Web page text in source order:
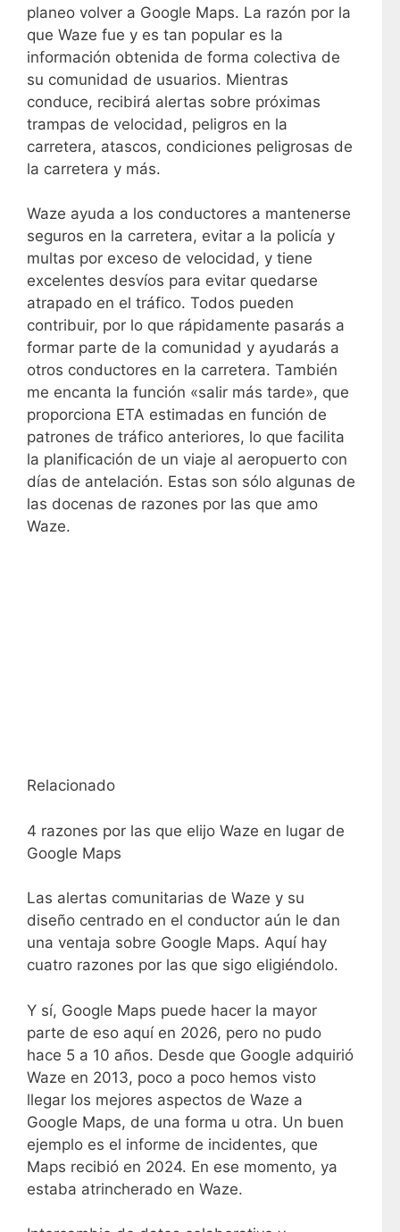
planeo volver a Google Maps. La razón por la
que Waze fue y es tan popular es la
información obtenida de forma colectiva de
su comunidad de usuarios. Mientras
conduce, recibirá alertas sobre próximas
trampas de velocidad, peligros en la
carretera, atascos, condiciones peligrosas de
la carretera y más.
Waze ayuda a los conductores a mantenerse
seguros en la carretera, evitar a la policía y
multas por exceso de velocidad, y tiene
excelentes desvíos para evitar quedarse
atrapado en el tráfico. Todos pueden
contribuir, por lo que rápidamente pasarás a
formar parte de la comunidad y ayudarás a
otros conductores en la carretera. También
me encanta la función «salir más tarde», que
proporciona ETA estimadas en función de
patrones de tráfico anteriores, lo que facilita
la planificación de un viaje al aeropuerto con
días de antelación. Estas son sólo algunas de
las docenas de razones por las que amo
Waze.
Relacionado
4 razones por las que elijo Waze en lugar de
Google Maps
Las alertas comunitarias de Waze y su
diseño centrado en el conductor aún le dan
una ventaja sobre Google Maps. Aquí hay
cuatro razones por las que sigo eligiéndolo.
Y sí, Google Maps puede hacer la mayor
parte de eso aquí en 2026, pero no pudo
hace 5 a 10 años. Desde que Google adquirió
Waze en 2013, poco a poco hemos visto
llegar los mejores aspectos de Waze a
Google Maps, de una forma u otra. Un buen
ejemplo es el informe de incidentes, que
Maps recibió en 2024. En ese momento, ya
estaba atrincherado en Waze.